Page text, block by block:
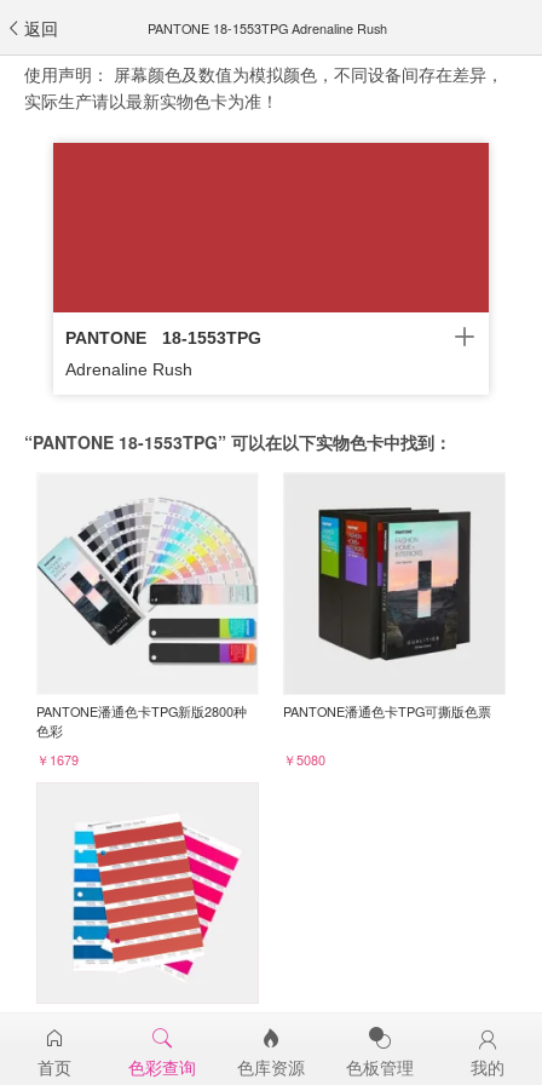
返回 PANTONE 18-1553TPG Adrenaline Rush
使用声明： 屏幕颜色及数值为模拟颜色，不同设备间存在差异，
实际生产请以最新实物色卡为准！
PANTONE
18-1553TPG
Adrenaline Rush
“PANTONE 18-1553TPG” 可以在以下实物色卡中找到：
PANTONE潘通色卡TPG新版2800种
色彩
￥1679
PANTONE潘通色卡TPG可撕版色票
￥5080
18-1553TPG
￥98
首页 色彩查询 色库资源 色板管理 我的